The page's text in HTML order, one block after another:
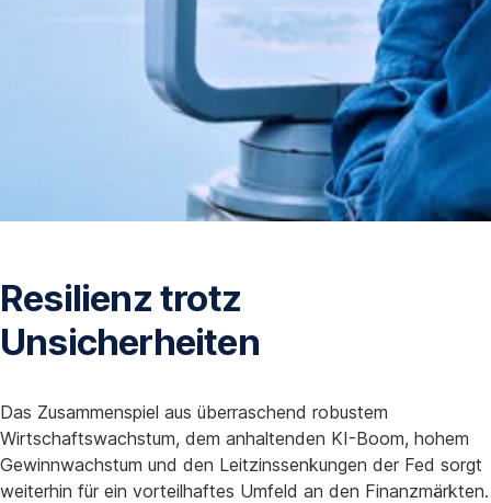
Resilienz trotz
Unsicherheiten
Das Zusammenspiel aus überraschend robustem
Wirtschaftswachstum, dem anhaltenden KI-Boom, hohem
Gewinnwachstum und den Leitzinssenkungen der Fed sorgt
weiterhin für ein vorteilhaftes Umfeld an den Finanzmärkten.